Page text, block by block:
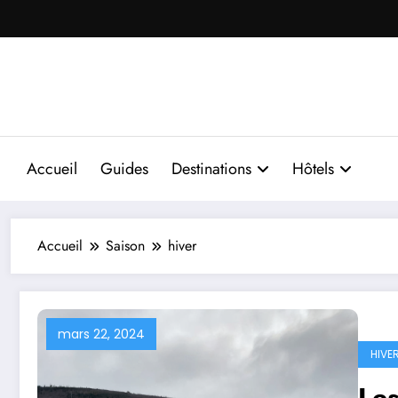
au
Accueil Guides Destinations Hôtels
Accueil Saison hiver
mars 22, 2024
HIVER